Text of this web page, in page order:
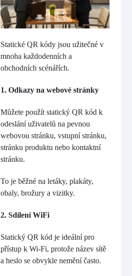
Statické QR kódy jsou užitečné v
mnoha každodenních a
obchodních scénářích.
1. Odkazy na webové stránky
Můžete použít statický QR kód k
odeslání uživatelů na pevnou
webovou stránku, vstupní stránku,
stránku produktu nebo kontaktní
stránku.
To je běžné na letáky, plakáty,
obaly, brožury a vizitky.
2. Sdílení WiFi
Statický QR kód je ideální pro
přístup k Wi-Fi, protože název sítě
a heslo se obvykle nemění často.